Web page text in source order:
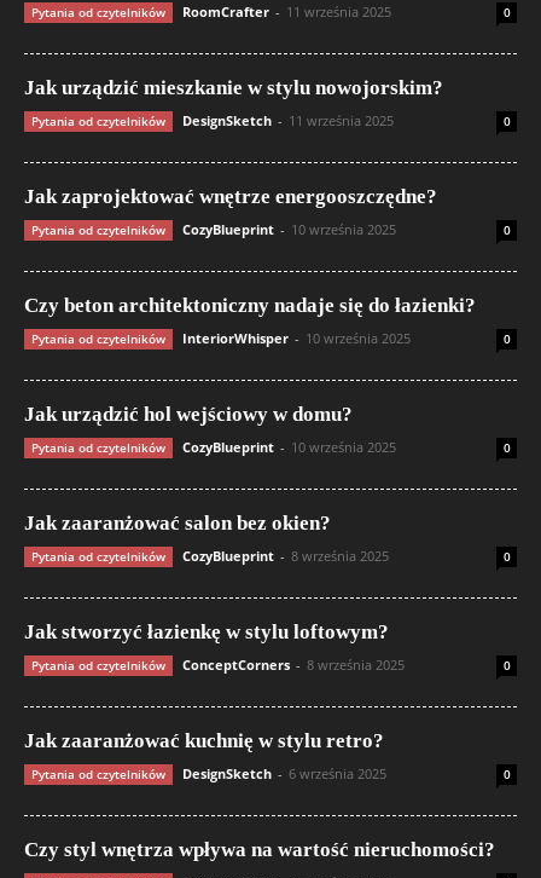
Pytania od czytelników RoomCrafter - 11 września 2025 0
Jak urządzić mieszkanie w stylu nowojorskim?
Pytania od czytelników DesignSketch - 11 września 2025 0
Jak zaprojektować wnętrze energooszczędne?
Pytania od czytelników CozyBlueprint - 10 września 2025 0
Czy beton architektoniczny nadaje się do łazienki?
Pytania od czytelników InteriorWhisper - 10 września 2025 0
Jak urządzić hol wejściowy w domu?
Pytania od czytelników CozyBlueprint - 10 września 2025 0
Jak zaaranżować salon bez okien?
Pytania od czytelników CozyBlueprint - 8 września 2025 0
Jak stworzyć łazienkę w stylu loftowym?
Pytania od czytelników ConceptCorners - 8 września 2025 0
Jak zaaranżować kuchnię w stylu retro?
Pytania od czytelników DesignSketch - 6 września 2025 0
Czy styl wnętrza wpływa na wartość nieruchomości?